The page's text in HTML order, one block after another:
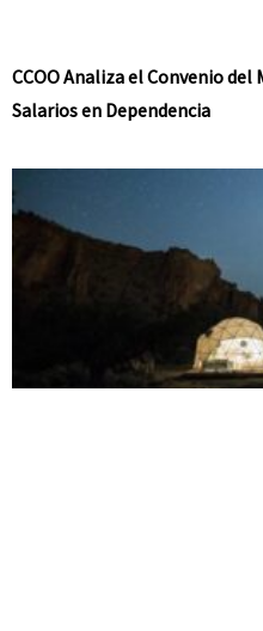
CCOO Analiza el Convenio
Salarios en Dependencia